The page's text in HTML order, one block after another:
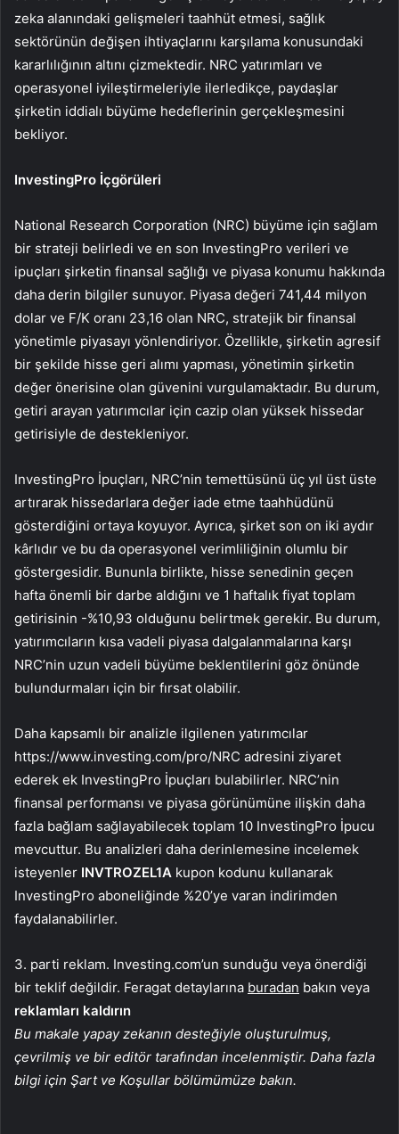
zeka alanındaki gelişmeleri taahhüt etmesi, sağlık
sektörünün değişen ihtiyaçlarını karşılama konusundaki
kararlılığının altını çizmektedir. NRC yatırımları ve
operasyonel iyileştirmeleriyle ilerledikçe, paydaşlar
şirketin iddialı büyüme hedeflerinin gerçekleşmesini
bekliyor.
InvestingPro İçgörüleri
National Research Corporation (NRC) büyüme için sağlam
bir strateji belirledi ve en son InvestingPro verileri ve
ipuçları şirketin finansal sağlığı ve piyasa konumu hakkında
daha derin bilgiler sunuyor. Piyasa değeri 741,44 milyon
dolar ve F/K oranı 23,16 olan NRC, stratejik bir finansal
yönetimle piyasayı yönlendiriyor. Özellikle, şirketin agresif
bir şekilde hisse geri alımı yapması, yönetimin şirketin
değer önerisine olan güvenini vurgulamaktadır. Bu durum,
getiri arayan yatırımcılar için cazip olan yüksek hissedar
getirisiyle de destekleniyor.
InvestingPro İpuçları, NRC’nin temettüsünü üç yıl üst üste
artırarak hissedarlara değer iade etme taahhüdünü
gösterdiğini ortaya koyuyor. Ayrıca, şirket son on iki aydır
kârlıdır ve bu da operasyonel verimliliğinin olumlu bir
göstergesidir. Bununla birlikte, hisse senedinin geçen
hafta önemli bir darbe aldığını ve 1 haftalık fiyat toplam
getirisinin -%10,93 olduğunu belirtmek gerekir. Bu durum,
yatırımcıların kısa vadeli piyasa dalgalanmalarına karşı
NRC’nin uzun vadeli büyüme beklentilerini göz önünde
bulundurmaları için bir fırsat olabilir.
Daha kapsamlı bir analizle ilgilenen yatırımcılar
https://www.investing.com/pro/NRC adresini ziyaret
ederek ek InvestingPro İpuçları bulabilirler. NRC’nin
finansal performansı ve piyasa görünümüne ilişkin daha
fazla bağlam sağlayabilecek toplam 10 InvestingPro İpucu
mevcuttur. Bu analizleri daha derinlemesine incelemek
isteyenler INVTROZEL1A kupon kodunu kullanarak
InvestingPro aboneliğinde %20’ye varan indirimden
faydalanabilirler.
3. parti reklam. Investing.com’un sunduğu veya önerdiği
bir teklif değildir. Feragat detaylarına buradan bakın veya
reklamları kaldırın
Bu makale yapay zekanın desteğiyle oluşturulmuş,
çevrilmiş ve bir editör tarafından incelenmiştir. Daha fazla
bilgi için Şart ve Koşullar bölümümüze bakın.